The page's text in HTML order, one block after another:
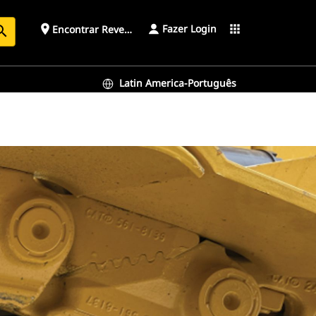
place Encontrar Revendedor Fazer Login apps
Latin America-Português